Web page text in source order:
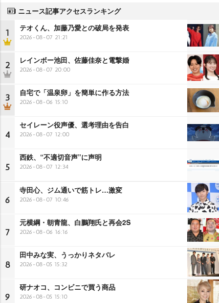
ニュース記事アクセスランキング
1 テオくん、加藤乃愛との破局を発表
2026-08-07 21:21
2 レインボー池田、佐藤佳奈と電撃婚
2026-08-07 20:00
3 自宅で「温泉卵」を簡単に作る方法
2026-08-06 15:10
4
セイレーン役声優、選考理由を告白
2026-08-07 12:00
5
西鉄、“不適切音声”に声明
2026-08-07 12:34
6
寺田心、ジム通いで筋トレ…激変
2026-08-07 10:46
7
元横綱・朝青龍、白鵬翔氏と再会2S
2026-08-06 16:16
8
田中みな実、うっかりネタバレ
2026-08-05 15:32
9
研ナオコ、コンビニで買う商品
2026-08-05 15:10